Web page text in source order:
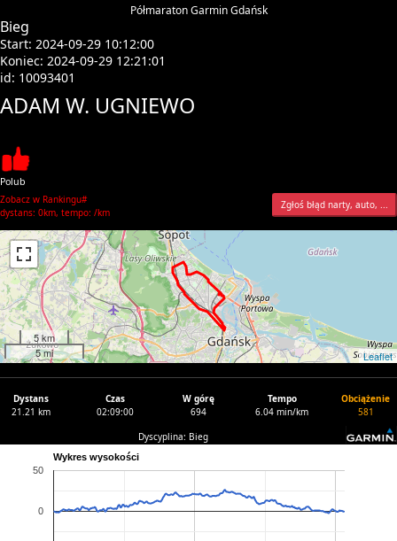
Półmaraton Garmin Gdańsk
Bieg
Start: 2024-09-29 10:12:00
Koniec: 2024-09-29 12:21:01
id: 10093401
ADAM W. UGNIEWO
Polub
Zobacz w Rankingu#
dystans: 0km, tempo: /km
Zgłoś błąd narty, auto, ...
5 km
5 mi
Leaflet
Dystans
21.21 km
Czas
02:09:00
W górę
694
Tempo
6.04 min/km
Obciążenie
581
Dyscyplina: Bieg
Wykres wysokości
0
50